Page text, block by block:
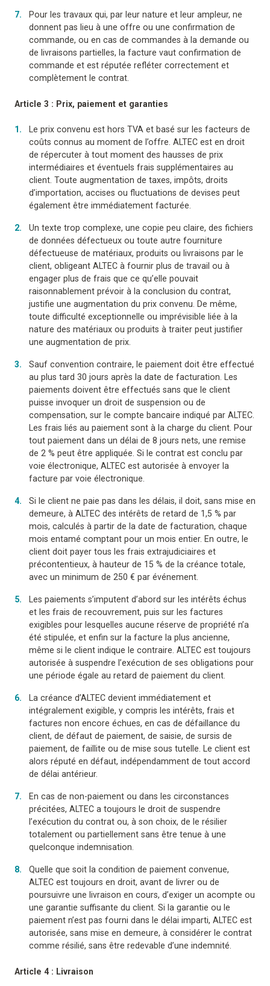
Pour les travaux qui, par leur nature et leur ampleur, ne
donnent pas lieu à une offre ou une confirmation de
commande, ou en cas de commandes à la demande ou
de livraisons partielles, la facture vaut confirmation de
commande et est réputée refléter correctement et
complètement le contrat.
Article 3 : Prix, paiement et garanties
Le prix convenu est hors TVA et basé sur les facteurs de
coûts connus au moment de l’offre. ALTEC est en droit
de répercuter à tout moment des hausses de prix
intermédiaires et éventuels frais supplémentaires au
client. Toute augmentation de taxes, impôts, droits
d’importation, accises ou fluctuations de devises peut
également être immédiatement facturée.
Un texte trop complexe, une copie peu claire, des fichiers
de données défectueux ou toute autre fourniture
défectueuse de matériaux, produits ou livraisons par le
client, obligeant ALTEC à fournir plus de travail ou à
engager plus de frais que ce qu’elle pouvait
raisonnablement prévoir à la conclusion du contrat,
justifie une augmentation du prix convenu. De même,
toute difficulté exceptionnelle ou imprévisible liée à la
nature des matériaux ou produits à traiter peut justifier
une augmentation de prix.
Sauf convention contraire, le paiement doit être effectué
au plus tard 30 jours après la date de facturation. Les
paiements doivent être effectués sans que le client
puisse invoquer un droit de suspension ou de
compensation, sur le compte bancaire indiqué par ALTEC.
Les frais liés au paiement sont à la charge du client. Pour
tout paiement dans un délai de 8 jours nets, une remise
de 2 % peut être appliquée. Si le contrat est conclu par
voie électronique, ALTEC est autorisée à envoyer la
facture par voie électronique.
Si le client ne paie pas dans les délais, il doit, sans mise en
demeure, à ALTEC des intérêts de retard de 1,5 % par
mois, calculés à partir de la date de facturation, chaque
mois entamé comptant pour un mois entier. En outre, le
client doit payer tous les frais extrajudiciaires et
précontentieux, à hauteur de 15 % de la créance totale,
avec un minimum de 250 € par événement.
Les paiements s’imputent d’abord sur les intérêts échus
et les frais de recouvrement, puis sur les factures
exigibles pour lesquelles aucune réserve de propriété n’a
été stipulée, et enfin sur la facture la plus ancienne,
même si le client indique le contraire. ALTEC est toujours
autorisée à suspendre l’exécution de ses obligations pour
une période égale au retard de paiement du client.
La créance d’ALTEC devient immédiatement et
intégralement exigible, y compris les intérêts, frais et
factures non encore échues, en cas de défaillance du
client, de défaut de paiement, de saisie, de sursis de
paiement, de faillite ou de mise sous tutelle. Le client est
alors réputé en défaut, indépendamment de tout accord
de délai antérieur.
En cas de non-paiement ou dans les circonstances
précitées, ALTEC a toujours le droit de suspendre
l’exécution du contrat ou, à son choix, de le résilier
totalement ou partiellement sans être tenue à une
quelconque indemnisation.
Quelle que soit la condition de paiement convenue,
ALTEC est toujours en droit, avant de livrer ou de
poursuivre une livraison en cours, d’exiger un acompte ou
une garantie suffisante du client. Si la garantie ou le
paiement n’est pas fourni dans le délai imparti, ALTEC est
autorisée, sans mise en demeure, à considérer le contrat
comme résilié, sans être redevable d’une indemnité.
Article 4 : Livraison